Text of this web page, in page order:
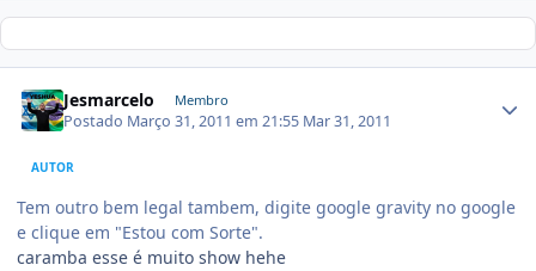
Jesmarcelo Membro
Postado Março 31, 2011 em 21:55 Mar 31, 2011
AUTOR
Tem outro bem legal tambem, digite google gravity no google
e clique em "Estou com Sorte".
caramba esse é muito show hehe